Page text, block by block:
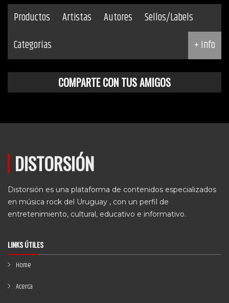
Productos Artistas Autores
Sellos/Labels
Categorías
+ Info
COMPARTE CON TUS AMIGOS
DISTORSIÓN
Distorsión es una plataforma de contenidos especializados
en música rock del Uruguay , con un perfil de
entretenimiento, cultural, educativo e informativo.
LINKS ÚTILES
Home
Acerca